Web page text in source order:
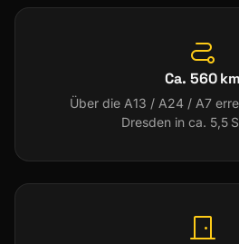
Ca. 560 km
Über die A13 / A24 / A7
Dresden in ca. 5,5